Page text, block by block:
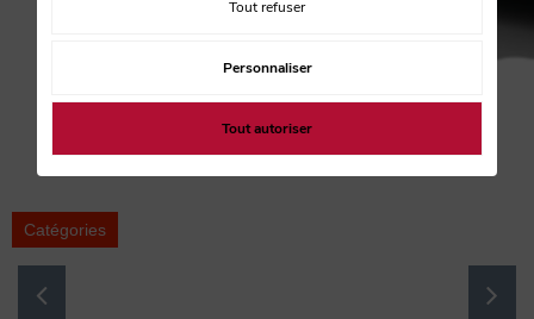
03 44 45 63 2206 80 46 73 18
Catégories
Tout refuser
Personnaliser
Tout autoriser